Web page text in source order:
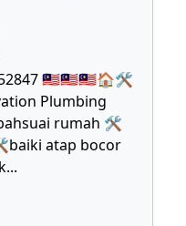
🇲🇾🇲🇾🇲🇾🏠🛠
Plumbing
rumah 🛠
atap bocor
...